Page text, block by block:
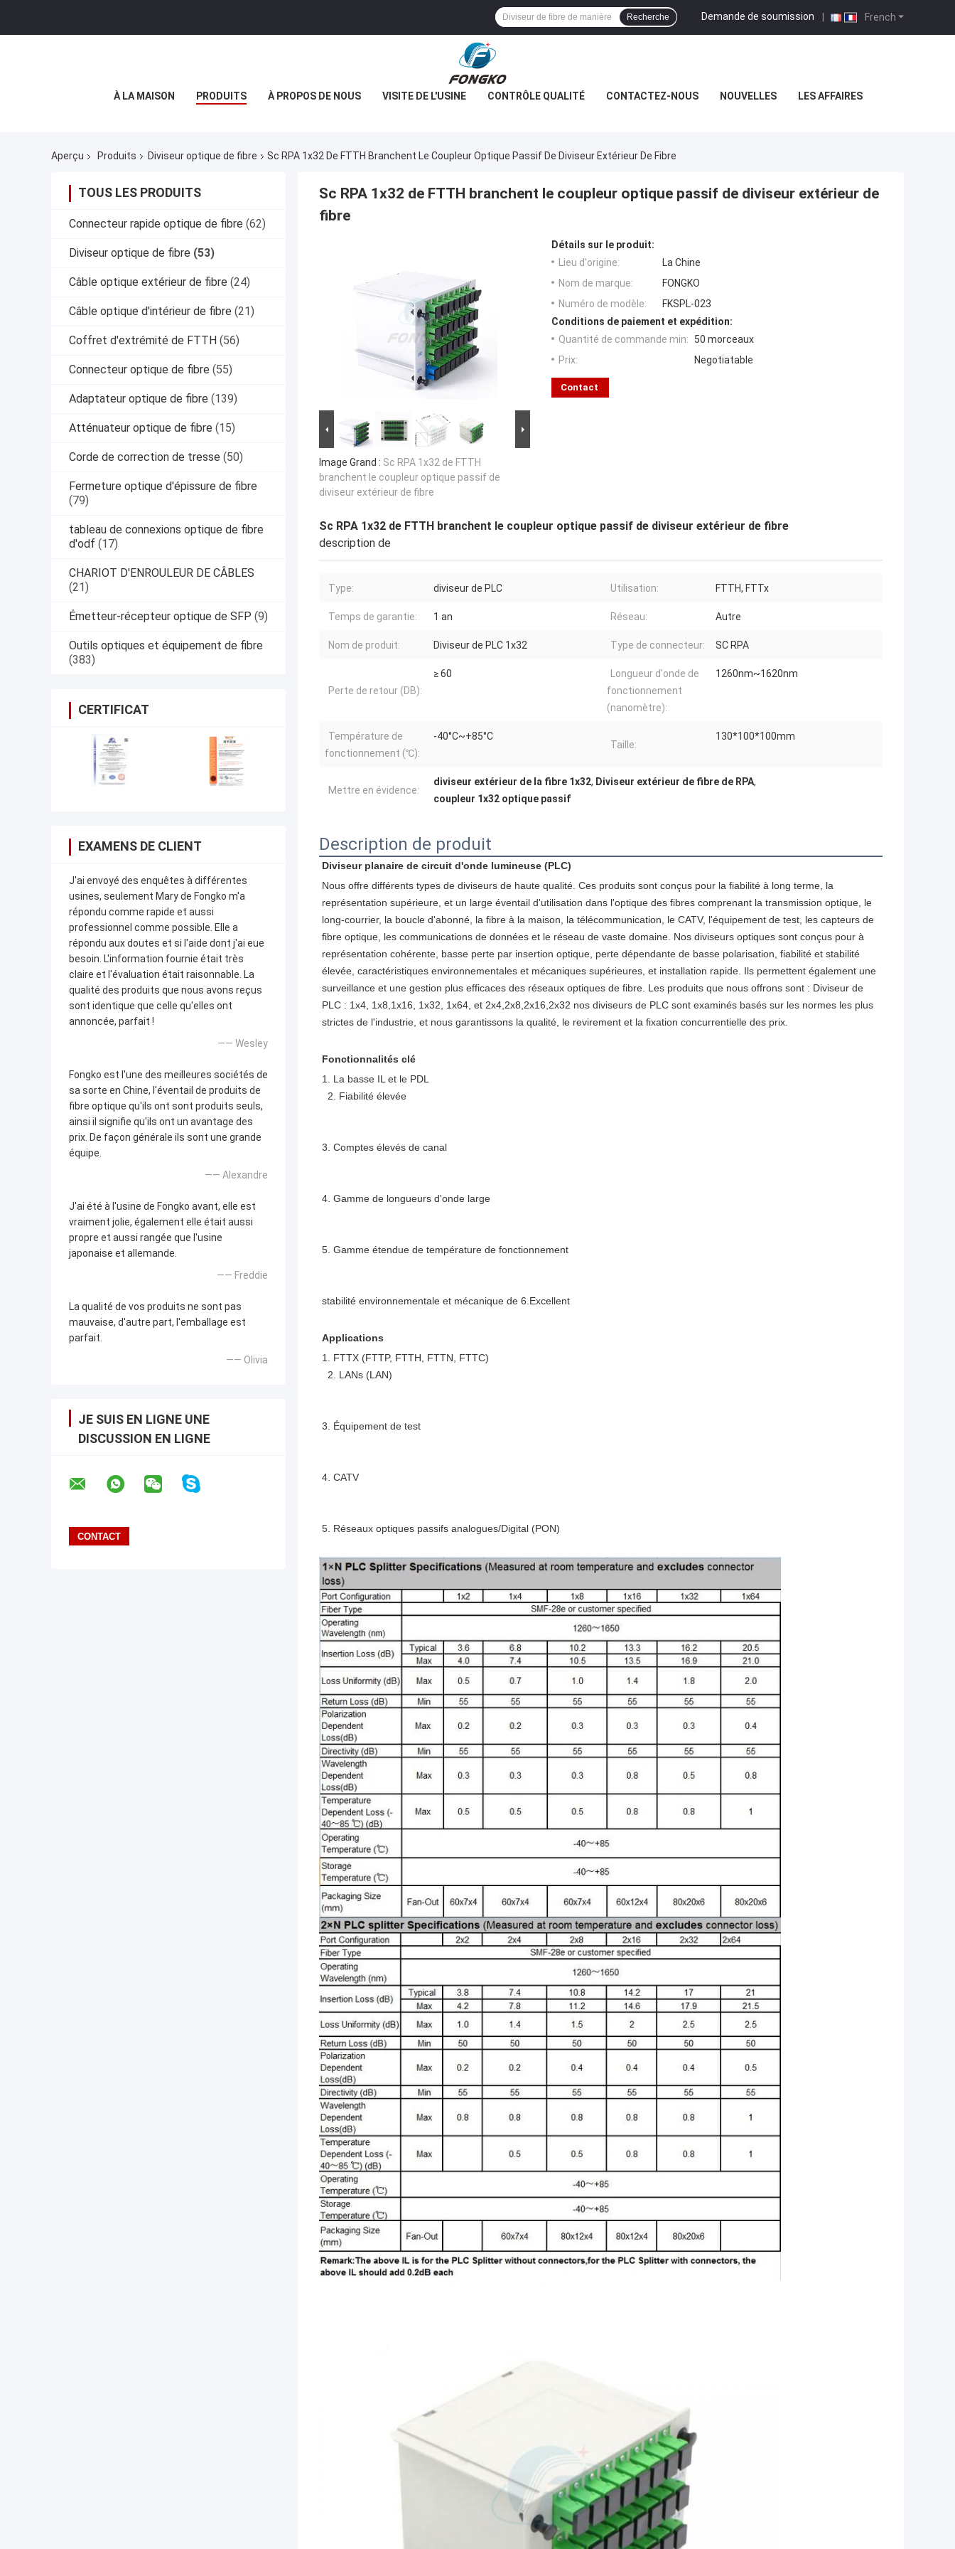
French
Demande de soumission |
Recherche
À LA MAISON PRODUITS À PROPOS DE NOUS VISITE DE L'USINE CONTRÔLE QUALITÉ CONTACTEZ-NOUS NOUVELLES LES AFFAIRES
Aperçu Produits Diviseur optique de fibre Sc RPA 1x32 De FTTH Branchent Le Coupleur Optique Passif De Diviseur Extérieur De Fibre
TOUS LES PRODUITS
Connecteur rapide optique de fibre (62)
Diviseur optique de fibre (53)
Câble optique extérieur de fibre (24)
Câble optique d'intérieur de fibre (21)
Coffret d'extrémité de FTTH (56)
Connecteur optique de fibre (55)
Adaptateur optique de fibre (139)
Atténuateur optique de fibre (15)
Corde de correction de tresse (50)
Fermeture optique d'épissure de fibre
(79)
tableau de connexions optique de fibre
d'odf (17)
CHARIOT D'ENROULEUR DE CÂBLES
(21)
Émetteur-récepteur optique de SFP (9)
Outils optiques et équipement de fibre
(383)
CERTIFICAT
EXAMENS DE CLIENT
J'ai envoyé des enquêtes à différentes
usines, seulement Mary de Fongko m'a
répondu comme rapide et aussi
professionnel comme possible. Elle a
répondu aux doutes et si l'aide dont j'ai eue
besoin. L'information fournie était très
claire et l'évaluation était raisonnable. La
qualité des produits que nous avons reçus
sont identique que celle qu'elles ont
annoncée, parfait !
—— Wesley
Fongko est l'une des meilleures sociétés de
sa sorte en Chine, l'éventail de produits de
fibre optique qu'ils ont sont produits seuls,
ainsi il signifie qu'ils ont un avantage des
prix. De façon générale ils sont une grande
équipe.
—— Alexandre
J'ai été à l'usine de Fongko avant, elle est
vraiment jolie, également elle était aussi
propre et aussi rangée que l'usine
japonaise et allemande.
—— Freddie
La qualité de vos produits ne sont pas
mauvaise, d'autre part, l'emballage est
parfait.
—— Olivia
JE SUIS EN LIGNE UNE
DISCUSSION EN LIGNE
Sc RPA 1x32 de FTTH branchent le coupleur optique passif de diviseur extérieur de
fibre
Image Grand : Sc RPA 1x32 de FTTH
branchent le coupleur optique passif de
diviseur extérieur de fibre
Détails sur le produit:
Lieu d'origine:
La Chine
Nom de marque:
FONGKO
Numéro de modèle:
FKSPL-023
Conditions de paiement et expédition:
Quantité de commande min:
50 morceaux
Prix:
Negotiatable
Contact
Sc RPA 1x32 de FTTH branchent le coupleur optique passif de diviseur extérieur de fibre
description de
Type: diviseur de PLC Utilisation: FTTH, FTTx
Temps de garantie: 1 an Réseau: Autre
Nom de produit: Diviseur de PLC 1x32 Type de connecteur: SC RPA
Perte de retour (DB):
≥ 60
Longueur d'onde de
fonctionnement
(nanomètre):
1260nm~1620nm
Température de
fonctionnement (℃):
-40°C~+85°C
Taille:
130*100*100mm
Mettre en évidence:
diviseur extérieur de la fibre 1x32, Diviseur extérieur de fibre de RPA,
coupleur 1x32 optique passif
Description de produit
Diviseur planaire de circuit d'onde lumineuse (PLC)
Nous offre différents types de diviseurs de haute qualité. Ces produits sont conçus pour la fiabilité à long terme, la
représentation supérieure, et un large éventail d'utilisation dans l'optique des fibres comprenant la transmission optique, le
long-courrier, la boucle d'abonné, la fibre à la maison, la télécommunication, le CATV, l'équipement de test, les capteurs de
fibre optique, les communications de données et le réseau de vaste domaine. Nos diviseurs optiques sont conçus pour à
représentation cohérente, basse perte par insertion optique, perte dépendante de basse polarisation, fiabilité et stabilité
élevée, caractéristiques environnementales et mécaniques supérieures, et installation rapide. Ils permettent également une
surveillance et une gestion plus efficaces des réseaux optiques de fibre. Les produits que nous offrons sont : Diviseur de
PLC : 1x4, 1x8,1x16, 1x32, 1x64, et 2x4,2x8,2x16,2x32 nos diviseurs de PLC sont examinés basés sur les normes les plus
strictes de l'industrie, et nous garantissons la qualité, le revirement et la fixation concurrentielle des prix.
Fonctionnalités clé
1. La basse IL et le PDL
2. Fiabilité élevée
3. Comptes élevés de canal
4. Gamme de longueurs d'onde large
5. Gamme étendue de température de fonctionnement
stabilité environnementale et mécanique de 6.Excellent
Applications
1. FTTX (FTTP, FTTH, FTTN, FTTC)
  2.
LANs (LAN)
3. Équipement de test
4. CATV
5. Réseaux optiques passifs analogues/Digital (PON)